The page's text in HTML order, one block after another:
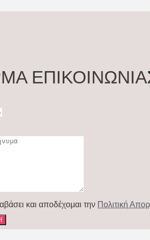
και αποδέχομαι την Πολιτική